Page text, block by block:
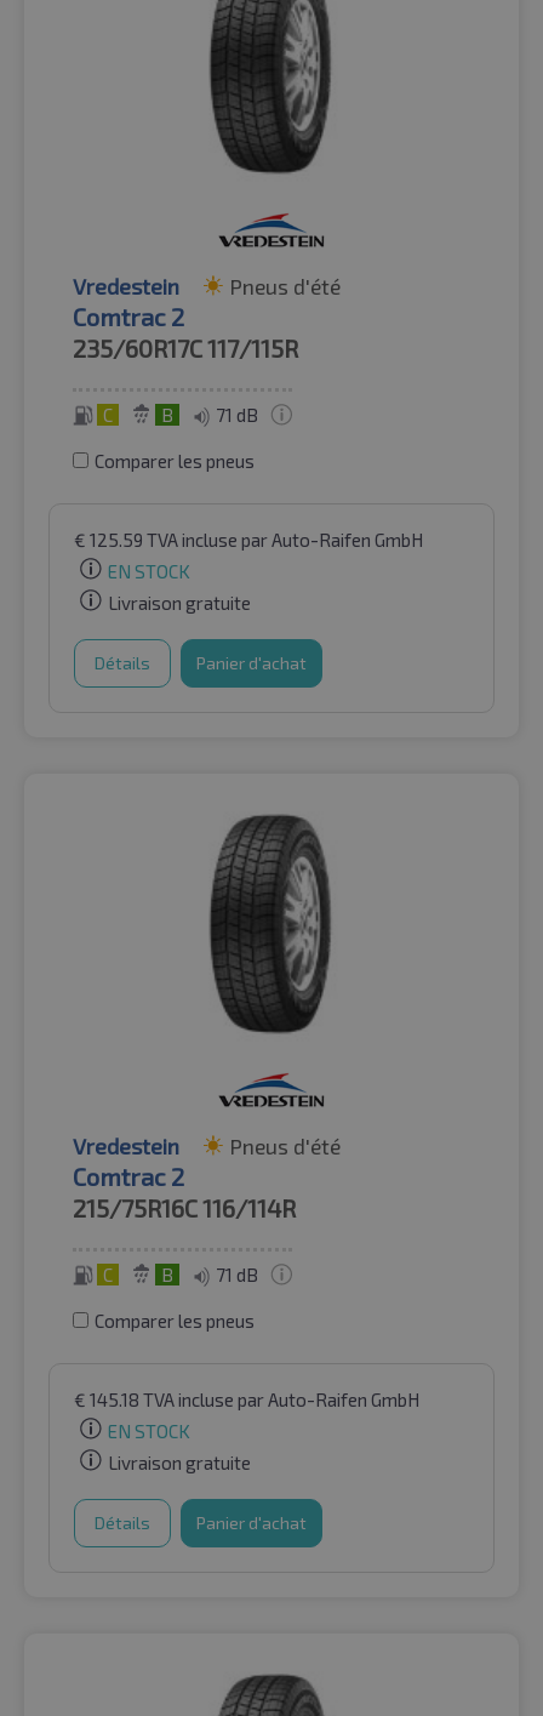
Vredestein Pneus d'été
Comtrac 2
235/60R17C117/115R
C B 71 dB
Comparer les pneus
€ 125.59 TVA incluse par Auto-Raifen GmbH
EN STOCK
Livraison gratuite
Détails Panier d'achat
Vredestein Pneus d'été
Comtrac 2
215/75R16C116/114R
C B 71 dB
Comparer les pneus
€ 145.18 TVA incluse par Auto-Raifen GmbH
EN STOCK
Livraison gratuite
Détails Panier d'achat